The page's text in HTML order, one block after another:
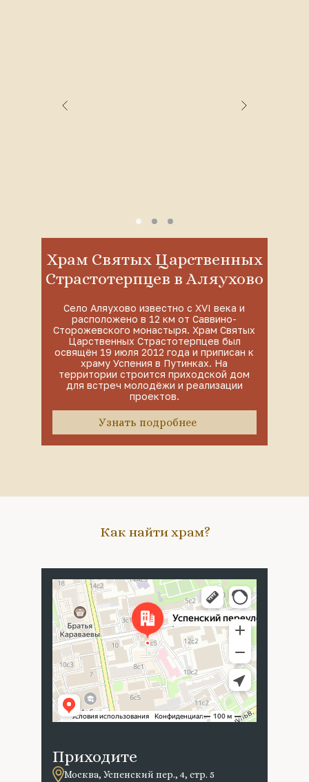
Храм Святых Царственных
Страстотерпцев в Аляухово
Село Аляухово известно с XVI века и
расположено в 12 км от Саввино-
Сторожевского монастыря. Храм Святых
Царственных Страстотерпцев был
освящён 19 июля 2012 года и приписан к
храму Успения в Путинках. На
территории строится приходской дом
для встреч молодёжи и реализации
проектов.
Узнать подробнее
Приходите
Москва, Успенский пер., 4, стр. 5
Как найти храм?
Москва
Успенский переулок, 4с5 — Яндекс Карты